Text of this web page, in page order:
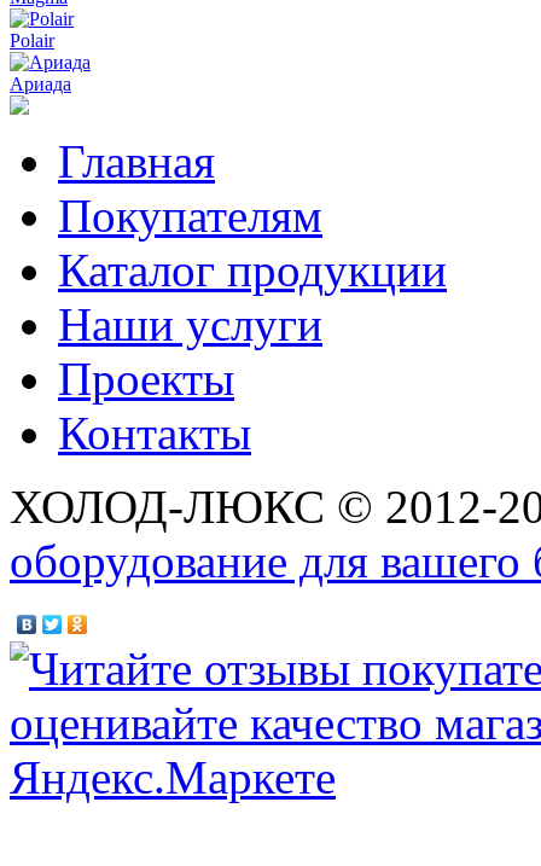
Polair
Ариада
Главная
Покупателям
Каталог продукции
Наши услуги
Проекты
Контакты
ХОЛОД-ЛЮКС © 2012-
оборудование для вашего